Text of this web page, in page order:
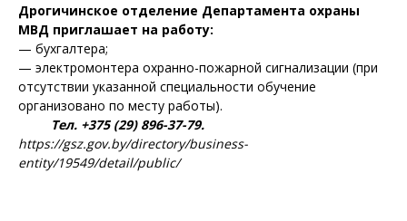
Дрогичинское отделение Департамента охраны
МВД приглашает на работу:
— бухгалтера;
— электромонтера охранно-пожарной сигнализации (при
отсутствии указанной специальности обучение
организовано по месту работы).
Тел. +375 (29) 896-37-79.
https://gsz.gov.by/directory/business-
entity/19549/detail/public/